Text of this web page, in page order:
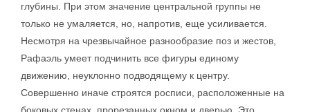
глубины. При этом значение центральной группы не
только не умаляется, но, напротив, еще усиливается.
Несмотря на чрезвычайное разнообразие поз и жестов,
Рафаэль умеет подчинить все фигуры единому
движению, неуклонно подводящему к центру.
Совершенно иначе строятся росписи, расположенные на